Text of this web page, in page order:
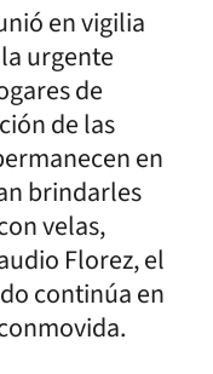
en vigilia
urgente
de
de las
en
brindarles
velas,
Florez, el
continúa en